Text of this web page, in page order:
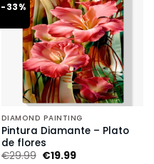
-33%
DIAMOND PAINTING
Pintura Diamante – Plato
de flores
€29.99 €19.99